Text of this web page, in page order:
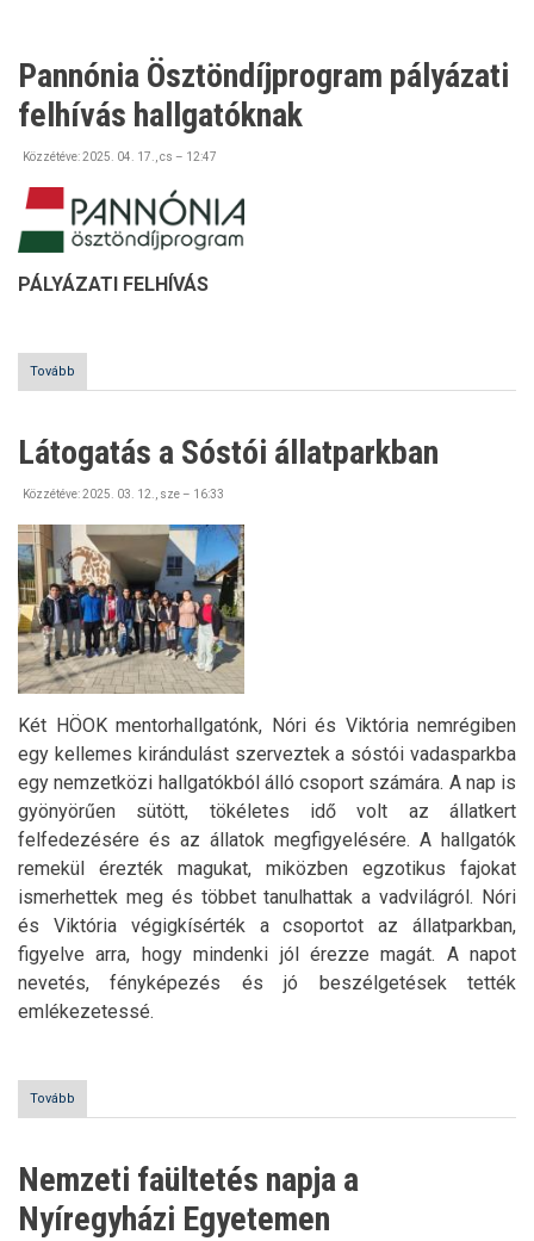
Pannónia Ösztöndíjprogram pályázati
felhívás hallgatóknak
Közzétéve:2025. 04. 17., cs – 12:47
PÁLYÁZATI FELHÍVÁS
Tovább
Ösztöndíjprogram
hallgatóknak)
Látogatás a Sóstói állatparkban
Közzétéve:2025. 03. 12., sze – 16:33
Két HÖOK mentorhallgatónk, Nóri és Viktória nemrégiben
egy kellemes kirándulást szerveztek a sóstói vadasparkba
egy nemzetközi hallgatókból álló csoport számára. A nap is
gyönyörűen sütött, tökéletes idő volt az állatkert
felfedezésére és az állatok megfigyelésére. A hallgatók
remekül érezték magukat, miközben egzotikus fajokat
ismerhettek meg és többet tanulhattak a vadvilágról. Nóri
és Viktória végigkísérték a csoportot az állatparkban,
figyelve arra, hogy mindenki jól érezze magát. A napot
nevetés, fényképezés és jó beszélgetések tették
emlékezetessé.
Tovább
a
)
Nemzeti faültetés napja a
Nyíregyházi Egyetemen